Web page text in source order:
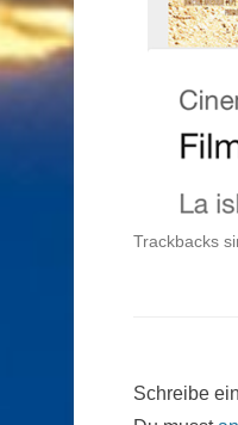
Trackbacks
Schreibe